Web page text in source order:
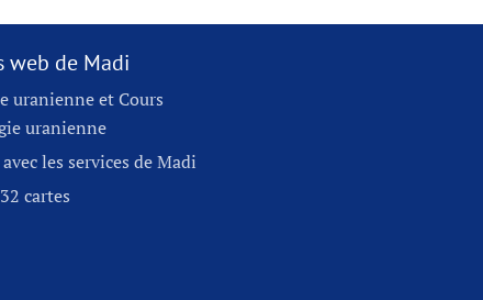
web de Madi
uranienne et Cours
uranienne
les services de Madi
cartes